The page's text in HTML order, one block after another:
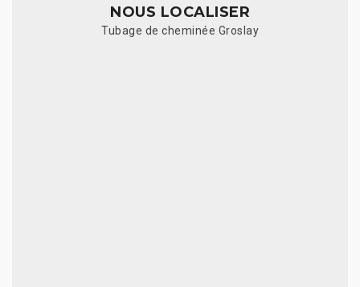
NOUS LOCALISER
Tubage de cheminée Groslay